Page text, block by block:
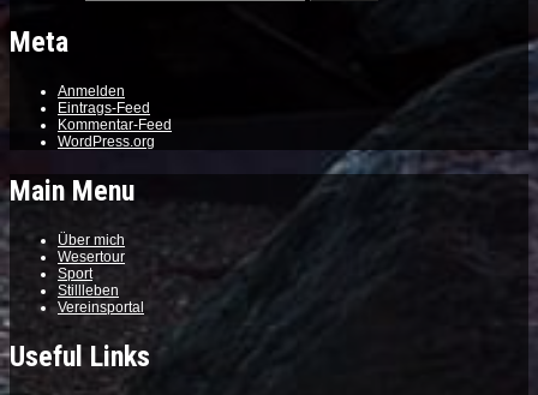
Meta
Anmelden
Eintrags-Feed
Kommentar-Feed
WordPress.org
Main Menu
Über mich
Wesertour
Sport
Stillleben
Vereinsportal
Useful Links